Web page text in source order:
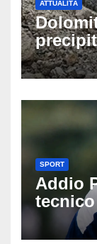
ATTUALITÀ
SPORT
Addio
del